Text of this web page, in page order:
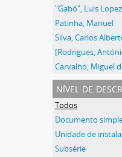
"Gabó", Luis Lopez
Patinha, Manuel
Silva, Carlos
[Rodrigues,
Carvalho, Miguel
nível de
Todos
Documento
Unidade de
Subsérie